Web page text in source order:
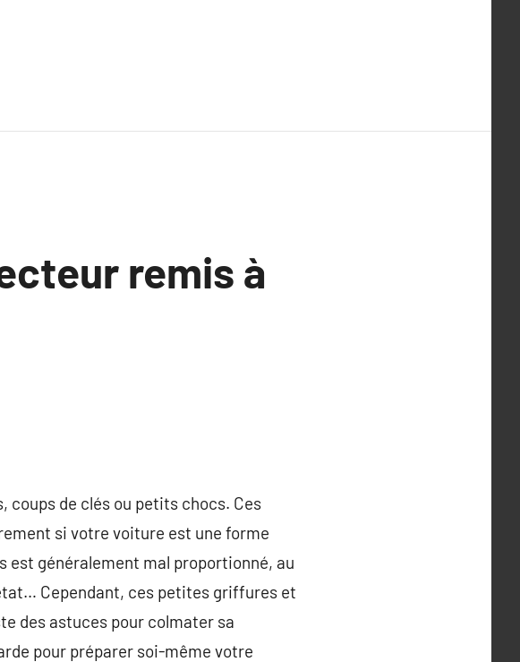
remis à
coups de clés ou petits chocs. Ces
si votre voiture est une forme
généralement mal proportionné, au
Cependant, ces petites griffures et
des astuces pour colmater sa
pour préparer soi-même votre